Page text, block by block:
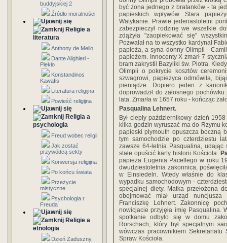
buddyjskiej 2
Źródło moralności
Religie a
literatura
Anthony de Mello
Dante Alighieri -
Piekło
Konstandinos
Kawafis
Literatura religijna
Powieść religijna
Religia a
psychologia
Freud wobec religii
Jak zostać
przywódcą sekty
Konwersja religijna
Po końcu świata
Przeżycie
mistyczne
Psychologia r.
Freuda
Religie a
etnologia
Dzień Zaduszny
być żona jednego z bratanków - ta
papieskich wpływów. Stara
Watykanie. Prawie jedenastoletni
zabezpieczył rodzinę we wszelkie
zdążyła "zaopiekować się"
Pozwalał na to wszystko kardynał
papieża, a syna donny Olimpii -
papieżem. Innocenty X zmarł 7
bram zakrystii Bazyliki św. Piotra.
Olimpii o pokrycie kosztów
szwagrowi, papieżyca odmówiła,
pieniądze. Dopiero jeden z
doprowadził do żałosnego
lata. Zmarła w 1657 roku - kończąc
Pasqualina Lehnert.
Był ciepły październikowy dzień
kilka godzin wyruszać ma do Rzymu
papieski plymouth opuszcza boczną
tym samochodzie po czterdziestu
zawsze 64-letnia Pasqualina,
stałe opuścić karty historii Kościoła.
papieża Eugenia Pacellego w roku
dwudziestoletnia zakonnica,
w Einsiedeln. Wtedy właśnie do
wypadku samochodowym -
specjalnej diety. Matka przełożona
obejmować miał urząd nuncjusza
Franciszkę Lehnert. Zakonnicę
nowicjacie przyjęła imię Pasqualina.
spotkanie odbyło się w domu
Rorschach, który był specjalnym
wówczas pracownikiem Sekretariatu
Spraw Kościoła.